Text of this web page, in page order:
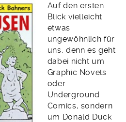
Auf den ersten
Blick vielleicht
etwas
ungewöhnlich für
uns, denn es geht
dabei nicht um
Graphic Novels
oder
Underground
Comics, sondern
um Donald Duck